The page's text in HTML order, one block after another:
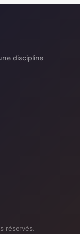
discipline
réservés.